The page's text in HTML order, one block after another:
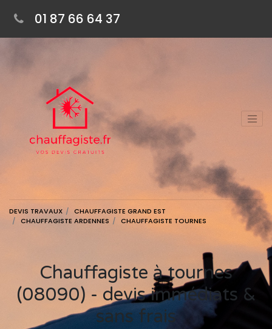
01 87 66 64 37
DEVIS TRAVAUX
CHAUFFAGISTE GRAND EST
CHAUFFAGISTE ARDENNES
CHAUFFAGISTE TOURNES
Chauffagiste à tournes
(08090) - devis immédiats &
sans frais